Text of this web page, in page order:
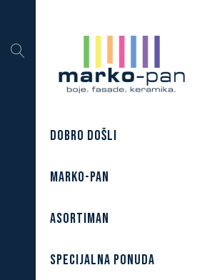
DOBRO DOŠLI
MARKO-PAN
ASORTIMAN
SPECIJALNA PONUDA